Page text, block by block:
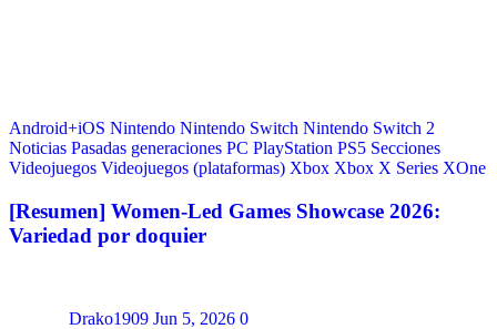
Android+iOS Nintendo Nintendo Switch Nintendo Switch 2
Noticias Pasadas generaciones PC PlayStation PS5 Secciones
Videojuegos Videojuegos (plataformas) Xbox Xbox X Series XOne
[Resumen] Women-Led Games Showcase 2026:
Variedad por doquier
Drako1909 Jun 5, 2026 0